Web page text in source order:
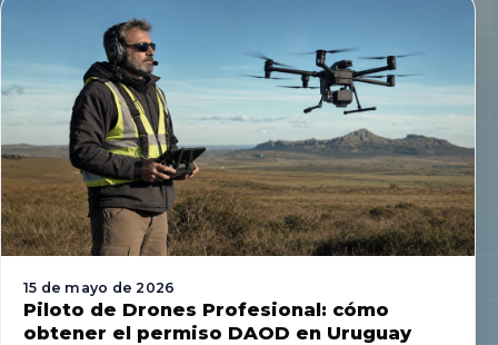
15 de mayo de 2026
Piloto de Drones Profesional: cómo
obtener el permiso DAOD en Uruguay